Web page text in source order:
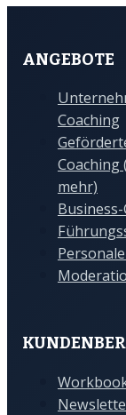
ANGEBOTE
Coaching
Coaching
mehr)